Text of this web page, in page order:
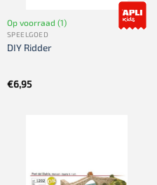
Op voorraad (1)
SPEELGOED
DIY Ridder
€6,95